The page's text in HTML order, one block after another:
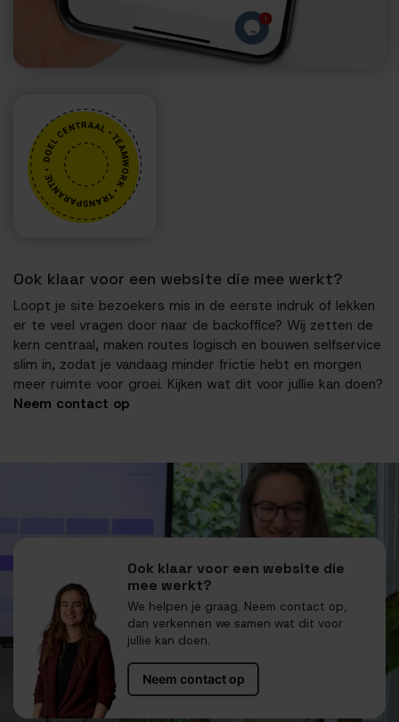
Ook klaar voor een website die mee werkt?
Loopt je site bezoekers mis in de eerste indruk of lekken
er te veel vragen door naar de backoffice? Wij zetten de
kern centraal, maken routes logisch en bouwen selfservice
slim in, zodat je vandaag minder frictie hebt en morgen
meer ruimte voor groei. Kijken wat dit voor jullie kan doen?
Neem contact op
Ook klaar voor een website die
mee werkt?
We helpen je graag. Neem contact op,
dan verkennen we samen wat dit voor
jullie kan doen.
Neem contact op